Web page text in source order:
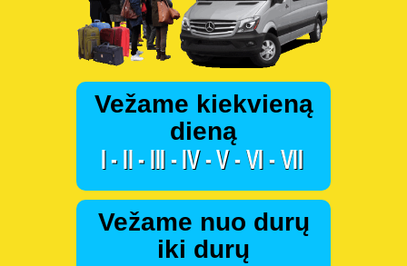
Vežame kiekvieną
dieną
Vežame nuo durų
iki durų